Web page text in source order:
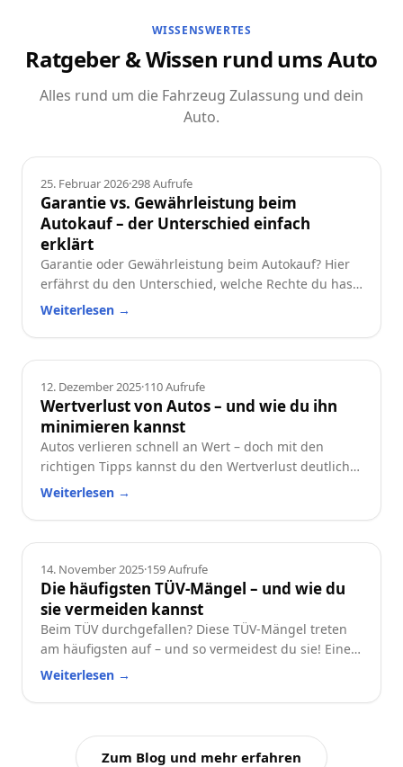
WISSENSWERTES
Ratgeber & Wissen rund ums Auto
Alles rund um die Fahrzeug Zulassung und dein
Auto.
Ratgeber
25. Februar 2026·298Aufrufe
Garantie vs. Gewährleistung beim
Autokauf – der Unterschied einfach
erklärt
Garantie oder Gewährleistung beim Autokauf? Hier
erfährst du den Unterschied, welche Rechte du hast
und worauf du beim Neu- oder Gebrauchtwagen
Weiterlesen →
Ratgeber
12. Dezember 2025·110Aufrufe
Wertverlust von Autos – und wie du ihn
minimieren kannst
Autos verlieren schnell an Wert – doch mit den
richtigen Tipps kannst du den Wertverlust deutlich
reduzieren. Erfahre, welche Faktoren besonders
wertstabil hältst.
Weiterlesen →
Ratgeber
14. November 2025·159Aufrufe
Die häufigsten TÜV-Mängel – und wie du
sie vermeiden kannst
Beim TÜV durchgefallen? Diese TÜV-Mängel treten
am häufigsten auf – und so vermeidest du sie! Eine
praktische Checkliste für alle Autofahrer.
Weiterlesen →
Zum Blog und mehr erfahren